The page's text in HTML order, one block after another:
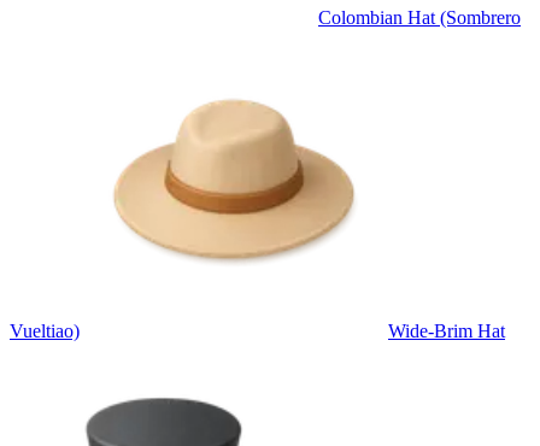
Colombian Hat (Sombrero
Vueltiao) Wide-Brim Hat